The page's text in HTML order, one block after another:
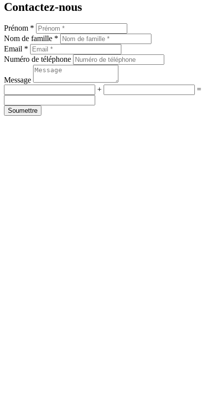
Contactez-nous
Prénom *
Nom de famille *
Email *
Numéro de téléphone
Message
+
=
Soumettre